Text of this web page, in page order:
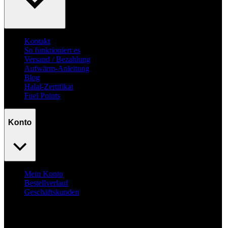
Kontakt
So funktioniert es
Versand / Bezahlung
Aufwärm-Anleitung
Blog
Halal-Zertifikat
Fuel Points
Konto
Mein Konto
Bestellverlauf
Geschäftskunden